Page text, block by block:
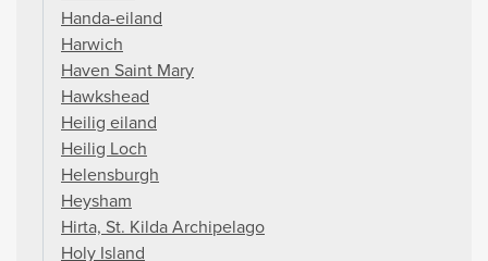
Handa-eiland
Harwich
Haven Saint Mary
Hawkshead
Heilig eiland
Heilig Loch
Helensburgh
Heysham
Hirta, St. Kilda Archipelago
Holy Island